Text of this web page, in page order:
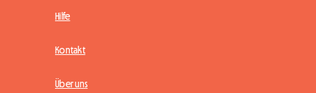
Hilfe
Kontakt
Über uns